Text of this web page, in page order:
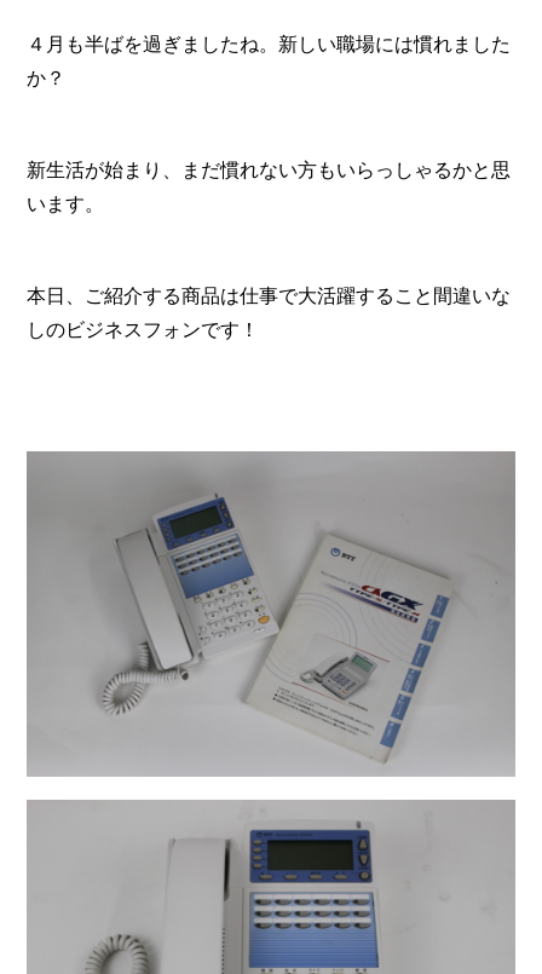
４月も半ばを過ぎましたね。新しい職場には慣れました
か？
新生活が始まり、まだ慣れない方もいらっしゃるかと思
います。
本日、ご紹介する商品は仕事で大活躍すること間違いな
しのビジネスフォンです！